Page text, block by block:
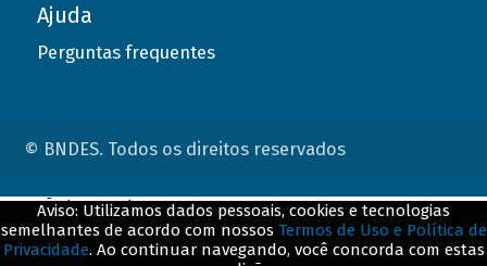
Ajuda
Perguntas frequentes
© BNDES. Todos os direitos reservados
Aviso: Utilizamos dados pessoais, cookies e tecnologias
semelhantes de acordo com nossos Termos de Uso e Política de
Privacidade. Ao continuar navegando, você concorda com estas
ConteÃºdo complementar
${title}${badge}